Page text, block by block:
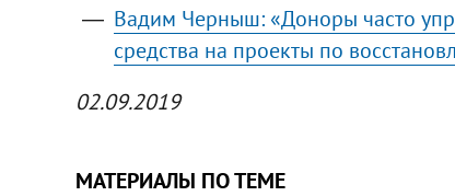
Вадим Черныш: «Доноры часто
средства на проекты по
02.09.2019
МАТЕРИАЛЫ ПО ТЕМЕ